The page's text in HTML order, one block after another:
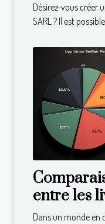
Désirez-vous créer
SARL ? Il est
entre les
dans
Dans un monde en